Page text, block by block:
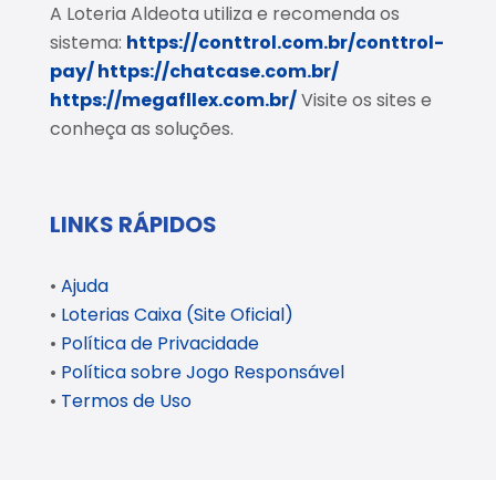
A Loteria Aldeota utiliza e recomenda os
sistema: https://conttrol.com.br/conttrol-
pay/https://chatcase.com.br/
https://megafllex.com.br/Visite os sites e
conheça as soluções.
LINKS RÁPIDOS
• Ajuda
• Loterias Caixa (Site Oficial)
• Política de Privacidade
• Política sobre Jogo Responsável
• Termos de Uso